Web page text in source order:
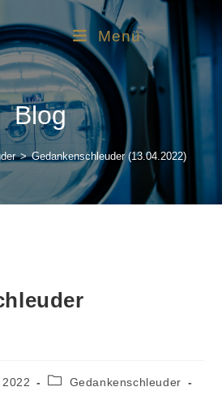
Menü
Blog
> Gedankenschleuder (13.04.2022)
Gedankenschleuder